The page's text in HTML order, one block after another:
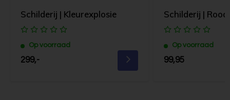
Schilderij | Kleurexplosie
Op voorraad
299,-
Schilderij | Rood
Op voorraad
99,95